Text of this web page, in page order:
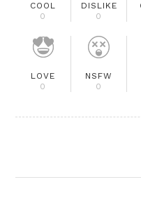
COOL
0
DISLIKE
0
LOVE
0
NSFW
0